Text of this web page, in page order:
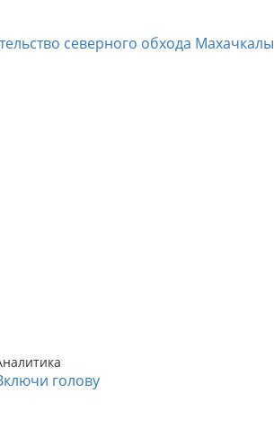
северного обхода Махачкалы
голову